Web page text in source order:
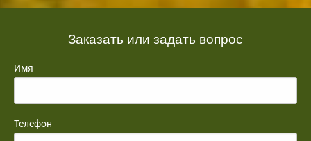
Заказать или задать вопрос
Имя
Телефон